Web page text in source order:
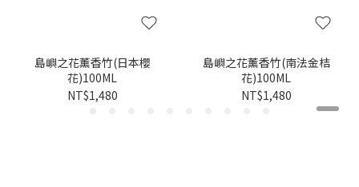
島嶼之花薰香竹(日本櫻
花)100ML
NT$1,480
島嶼之花薰香竹(南法金桔
花)100ML
NT$1,480